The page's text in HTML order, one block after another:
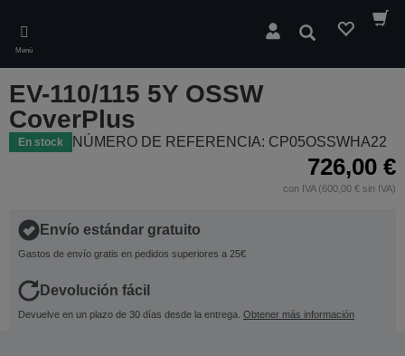
main
content
Menú
Buscar
EV-110/115 5Y OSSW
CoverPlus
En stock NÚMERO DE REFERENCIA: CP05OSSWHA22
726,00 €
con IVA (600,00 € sin IVA)
Envío estándar gratuito
Gastos de envío gratis en pedidos superiores a 25€
Devolución fácil
Devuelve en un plazo de 30 días desde la entrega. Obtener más información